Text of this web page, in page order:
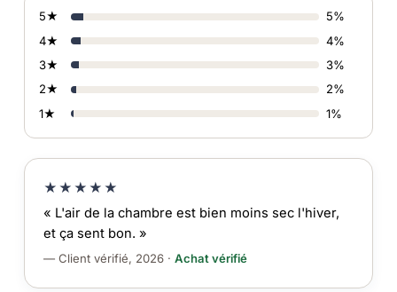
5★
5%
4★
4%
3★
3%
2★
2%
1★
1%
★★★★★
« L'air de la chambre est bien moins sec l'hiver,
et ça sent bon. »
— Client vérifié, 2026 · Achat vérifié